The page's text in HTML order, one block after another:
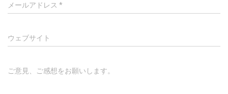
メールアドレス *
ウェブサイト
ご意見、ご感想をお願いします。